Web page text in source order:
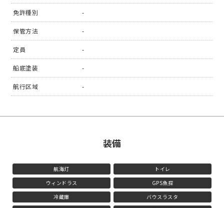
免許種別 -
保管方法 -
定員 -
船底塗装 -
航行区域 -
装備
航海灯
トイレ
ウィンドラス
GPS魚探
冷蔵庫
バウスラスタ